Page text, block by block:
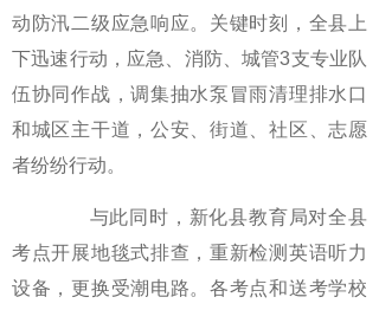
动防汛二级应急响应。关键时刻，全县上
下迅速行动，应急、消防、城管3支专业队
伍协同作战，调集抽水泵冒雨清理排水口
和城区主干道，公安、街道、社区、志愿
者纷纷行动。
与此同时，新化县教育局对全县
考点开展地毯式排查，重新检测英语听力
设备，更换受潮电路。各考点和送考学校